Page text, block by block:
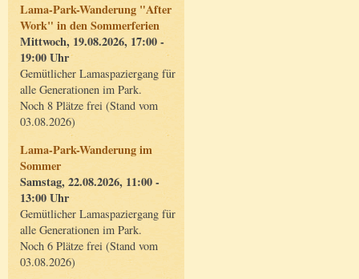
Lama-Park-Wanderung "After
Work" in den Sommerferien
Mittwoch, 19.08.2026, 17:00 -
19:00 Uhr
Gemütlicher Lamaspaziergang für
alle Generationen im Park.
Noch 8 Plätze frei (Stand vom
03.08.2026)
Lama-Park-Wanderung im
Sommer
Samstag, 22.08.2026, 11:00 -
13:00 Uhr
Gemütlicher Lamaspaziergang für
alle Generationen im Park.
Noch 6 Plätze frei (Stand vom
03.08.2026)